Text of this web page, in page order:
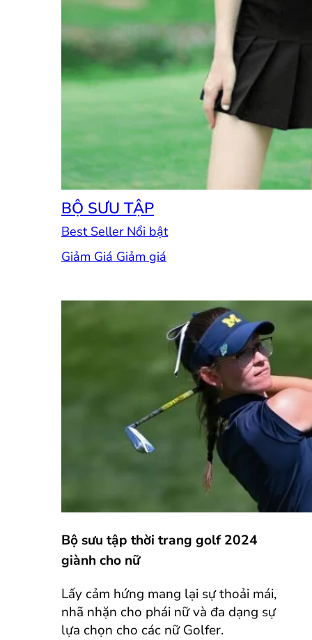
BỘ SƯU TẬP
Best Seller
Giảm Giá
Bộ sưu tập thời trang golf 2024
giành cho nữ
Lấy cảm hứng mang lại sự thoải mái,
nhã nhặn cho phái nữ và đa dạng sự
lựa chọn cho các nữ Golfer.